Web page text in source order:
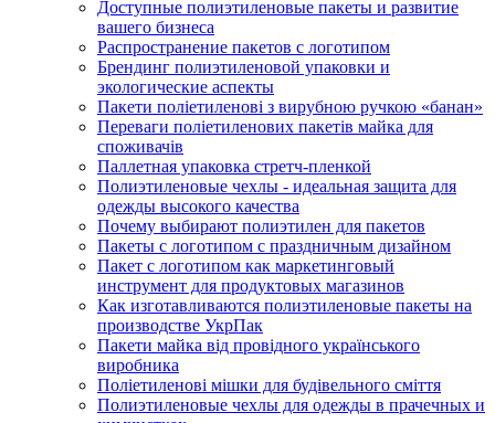
Доступные полиэтиленовые пакеты и развитие
вашего бизнеса
Распространение пакетов с логотипом
Брендинг полиэтиленовой упаковки и
экологические аспекты
Пакети поліетиленові з вирубною ручкою «банан»
Переваги поліетиленових пакетів майка для
споживачів
Паллетная упаковка стретч-пленкой
Полиэтиленовые чехлы - идеальная защита для
одежды высокого качества
Почему выбирают полиэтилен для пакетов
Пакеты с логотипом с праздничным дизайном
Пакет с логотипом как маркетинговый
инструмент для продуктовых магазинов
Как изготавливаются полиэтиленовые пакеты на
производстве УкрПак
Пакети майка від провідного українського
виробника
Поліетиленові мішки для будівельного сміття
Полиэтиленовые чехлы для одежды в прачечных и